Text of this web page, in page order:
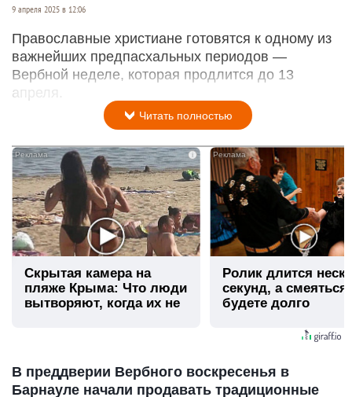
9 апреля 2025 в 12:06
Православные христиане готовятся к одному из
важнейших предпасхальных периодов —
Вербной неделе, которая продлится до 13
апреля.
Читать полностью
i
Скрытая камера на
пляже Крыма: Что люди
вытворяют, когда их не
Ролик длится
секунд, а
будете долго
В преддверии Вербного воскресенья в
Барнауле начали продавать традиционные